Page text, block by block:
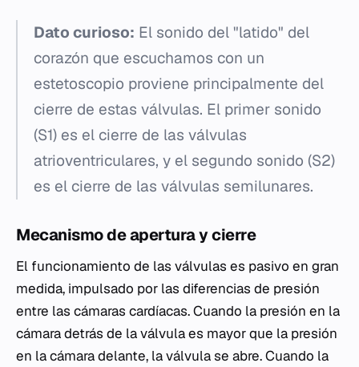
Dato curioso: El sonido del "latido" del
corazón que escuchamos con un
estetoscopio proviene principalmente del
cierre de estas válvulas. El primer sonido
(S1) es el cierre de las válvulas
atrioventriculares, y el segundo sonido (S2)
es el cierre de las válvulas semilunares.
Mecanismo de apertura y cierre
El funcionamiento de las válvulas es pasivo en gran
medida, impulsado por las diferencias de presión
entre las cámaras cardíacas. Cuando la presión en la
cámara detrás de la válvula es mayor que la presión
en la cámara delante, la válvula se abre. Cuando la